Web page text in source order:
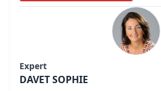
Expert
DAVET SOPHIE